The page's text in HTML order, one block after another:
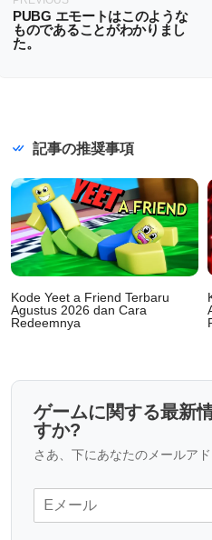
PUBG エモートはこのような
ものであることがわかりまし
た。
記事の推奨事項
Kode Yeet a Friend Terbaru
Agustus 2026 dan Cara
Redeemnya
ゲームに関する最新
すか?
さあ、下にあなたのメールア